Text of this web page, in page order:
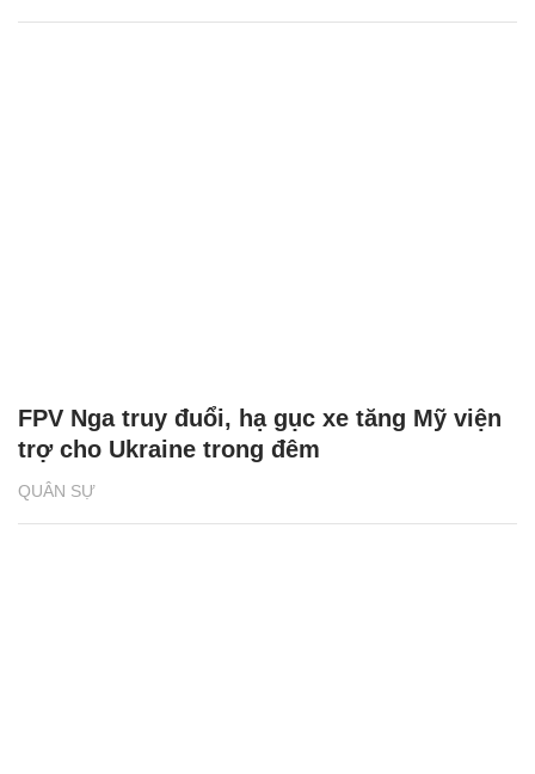
QUÂN SỰ
FPV Nga truy đuổi, hạ gục xe tăng Mỹ viện
trợ cho Ukraine trong đêm